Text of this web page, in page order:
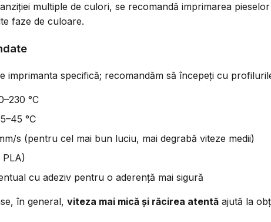
multiple de culori, se recomandă imprimarea
faze de culoare.
imprimanta specifică; recomandăm să începeți cu
°C
°C
s (pentru cel mai bun luciu, mai degrabă viteze medii)
PLA)
cu adeziv pentru o aderență mai sigură
în general, viteza mai mică și răcirea atentă ajută la